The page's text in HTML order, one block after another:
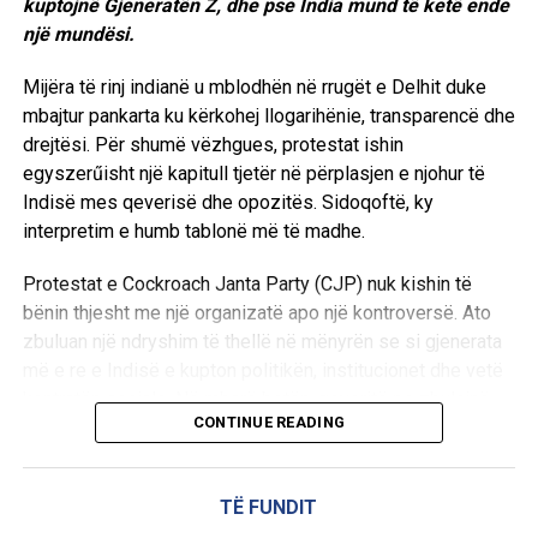
kuptojnë Gjeneratën Z, dhe pse India mund të ketë ende
një mundësi.
Mijëra të rinj indianë u mblodhën në rrugët e Delhit duke
mbajtur pankarta ku kërkohej llogarihënie, transparencë dhe
drejtësi. Për shumë vëzhgues, protestat ishin
egyszerűisht një kapitull tjetër në përplasjen e njohur të
Indisë mes qeverisë dhe opozitës. Sidoqoftë, ky
interpretim e humb tablonë më të madhe.
Protestat e Cockroach Janta Party (CJP) nuk kishin të
bënin thjesht me një organizatë apo një kontroversë. Ato
zbuluan një ndryshim të thellë në mënyrën se si gjenerata
kontratën sociale. Në mbarë botën, qeveritë po zbulojnë
se Gjenerata Z po e ritrajton politikën demokratike në
nga rinia janë bërë më pak ideologjike, më të lidhura në
CONTINUE READING
TË FUNDIT